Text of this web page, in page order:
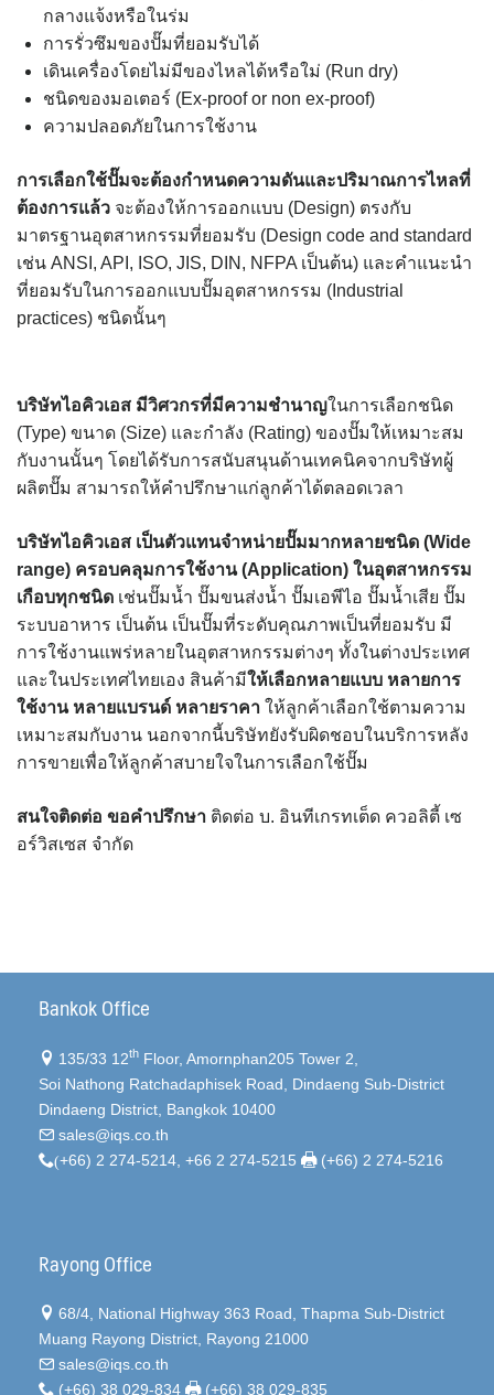
กลางแจ้งหรือในร่ม
การรั่วซึมของปั๊มที่ยอมรับได้
เดินเครื่องโดยไม่มีของไหลได้หรือใม่ (Run dry)
ชนิดของมอเตอร์ (Ex-proof or non ex-proof)
ความปลอดภัยในการใช้งาน
การเลือกใช้ปั๊มจะต้องกำหนดความดันและปริมาณการไหลที่
ต้องการแล้ว จะต้องให้การออกแบบ (Design) ตรงกับ
มาตรฐานอุตสาหกรรมที่ยอมรับ (Design code and standard
เช่น ANSI, API, ISO, JIS, DIN, NFPA เป็นต้น) และคำแนะนำ
ที่ยอมรับในการออกแบบปั๊มอุตสาหกรรม (Industrial
practices) ชนิดนั้นๆ
บริษัทไอคิวเอส มีวิศวกรที่มีความชำนาญในการเลือกชนิด
(Type) ขนาด (Size) และกำลัง (Rating) ของปั๊มให้เหมาะสม
กับงานนั้นๆ โดยได้รับการสนับสนุนด้านเทคนิคจากบริษัทผู้
ผลิตปั๊ม สามารถให้คำปรึกษาแก่ลูกค้าได้ตลอดเวลา
บริษัทไอคิวเอส เป็นตัวแทนจำหน่ายปั๊มมากหลายชนิด (Wide
range) ครอบคลุมการใช้งาน (Application) ในอุตสาหกรรม
เกือบทุกชนิด เช่นปั๊มน้ำ ปั๊มขนส่งน้ำ ปั๊มเอพีไอ ปั๊มน้ำเสีย ปั๊ม
ระบบอาหาร เป็นต้น เป็นปั๊มที่ระดับคุณภาพเป็นที่ยอมรับ มี
การใช้งานแพร่หลายในอุตสาหกรรมต่างๆ ทั้งในต่างประเทศ
และในประเทศไทยเอง สินค้ามีให้เลือกหลายแบบ หลายการ
ใช้งาน หลายแบรนด์ หลายราคา ให้ลูกค้าเลือกใช้ตามความ
เหมาะสมกับงาน นอกจากนี้บริษัทยังรับผิดชอบในบริการหลัง
การขายเพื่อให้ลูกค้าสบายใจในการเลือกใช้ปั๊ม
สนใจติดต่อ ขอคำปรึกษา ติดต่อ บ. อินทีเกรทเต็ด ควอลิตี้ เซ
อร์วิสเซส จำกัด
Bankok Office
135/33 12th Floor, Amornphan205 Tower 2,
Soi Nathong Ratchadaphisek Road, Dindaeng Sub-District
Dindaeng District, Bangkok 10400
sales@iqs.co.th
(+66) 2 274-5214, +66 2 274-5215 (+66) 2 274-5216
Rayong Office
68/4, National Highway 363 Road, Thapma Sub-District
Muang Rayong District, Rayong 21000
sales@iqs.co.th
(+66) 38 029-834
(+66) 38 029-835